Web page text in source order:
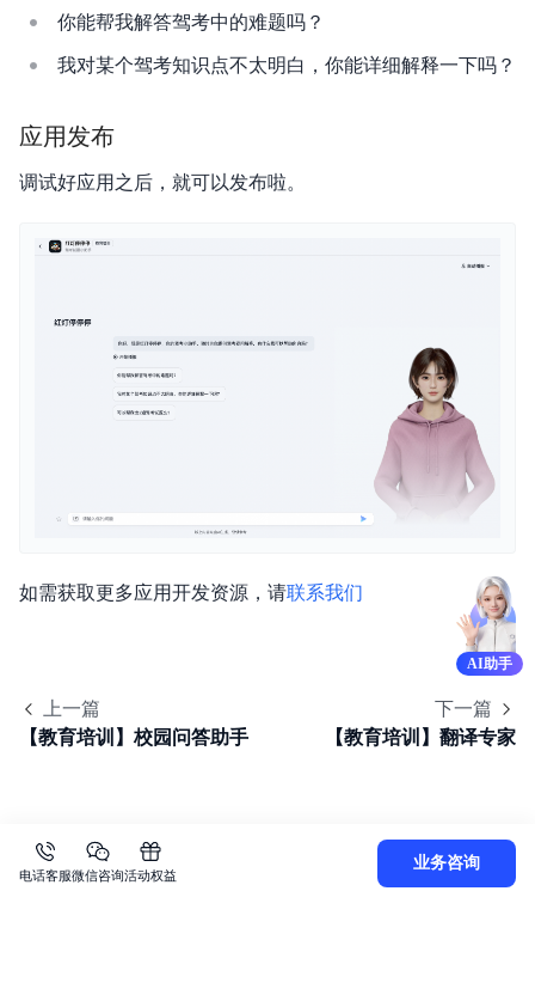
你能帮我解答驾考中的难题吗？
我对某个驾考知识点不太明白，你能详细解释一下吗？
应用发布
调试好应用之后，就可以发布啦。
如需获取更多应用开发资源，请联系我们
上一篇
【教育培训】校园问答助手
下一篇
【教育培训】翻译专家
AI助手
电话客服微信咨询活动权益
业务咨询